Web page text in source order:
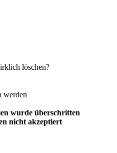
löschen?
werden
wurde überschritten
nicht akzeptiert